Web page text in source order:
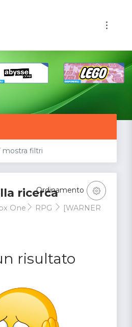
mostra filtri
ricerca
One RPG
[WARNER
risultato
Ordinamento